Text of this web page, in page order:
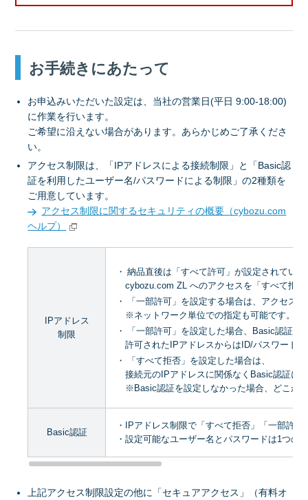
お手続きにあたって
お申込みいただいた設定は、当社の営業日(平日 9:00-18:00)
に作業を行います。
ご希望に沿えない場合があります。あらかじめご了承くださ
い。
アクセス制限は、「IPアドレスによる接続制限」と「Basic認
証を利用したユーザー名/パスワードによる制限」の2種類を
ご用意しています。
アクセス制限に関するセキュリティの概要（cybozu.com
ヘルプ）
IPアドレス
制限
納品直後は「すべて許可」が設定されてい
cybozu.com ZL へのアクセスを「すべて拒
「一部許可」を設定する場合は、アクセス
※ネットワーク単位での指定も可能です。例
「一部許可」を設定した場合、Basic認証を
許可されたIPアドレスからはID/パスワード
「すべて拒否」を設定した場合は、
接続元のIPアドレスに関係なくBasic認証に
※Basic認証を設定しなかった場合、どこか
Basic認証
・IPアドレス制限で「すべて拒否」「一部許
・設定可能なユーザー名とパスワードは1つの
上記アクセス制限設定の他に「セキュアアクセス」（有料オ